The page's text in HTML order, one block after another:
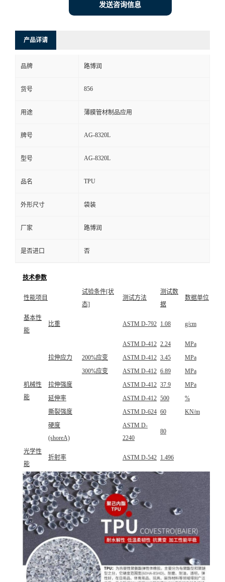
发送咨询信息
产品详请
品牌 路博润
货号 856
用途 薄膜管材制品应用
牌号 AG-8320L
型号 AG-8320L
品名 TPU
外形尺寸 袋装
厂家 路博润
是否进口 否
技术参数
性能项目
试验条件[状
态]
测试方法
测试数
据
数据单位
基本性
能
比重 ASTM D-792 1.08 g/cm
机械性
能
拉伸应力
ASTM D-412 2.24
MPa
200%应变
ASTM D-412 3.45
MPa
300%应变
ASTM D-412 6.89
MPa
拉伸强度
ASTM D-412 37.9
MPa
延伸率
ASTM D-412 500
%
撕裂强度
ASTM D-624 60
KN/m
硬度
(shoreA)
ASTM D-
2240
80
光学性
能
折射率 ASTM D-542 1.496